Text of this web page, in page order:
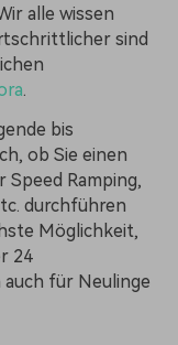
alle wissen
sind
.
bis
ob Sie einen
Ramping,
durchführen
Möglichkeit,
24
für Neulinge